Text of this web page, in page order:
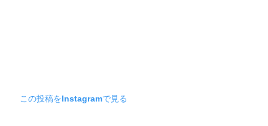
この投稿をInstagramで見る